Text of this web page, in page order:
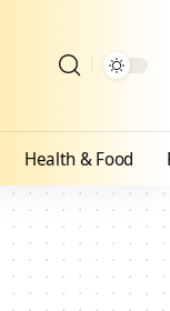
Health & Food